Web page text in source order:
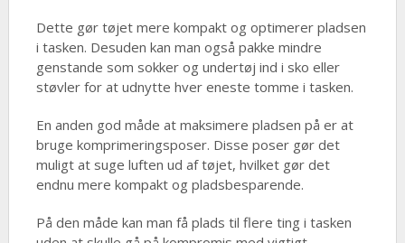
Dette gør tøjet mere kompakt og optimerer pladsen
i tasken. Desuden kan man også pakke mindre
genstande som sokker og undertøj ind i sko eller
støvler for at udnytte hver eneste tomme i tasken.
En anden god måde at maksimere pladsen på er at
bruge komprimeringsposer. Disse poser gør det
muligt at suge luften ud af tøjet, hvilket gør det
endnu mere kompakt og pladsbesparende.
På den måde kan man få plads til flere ting i tasken